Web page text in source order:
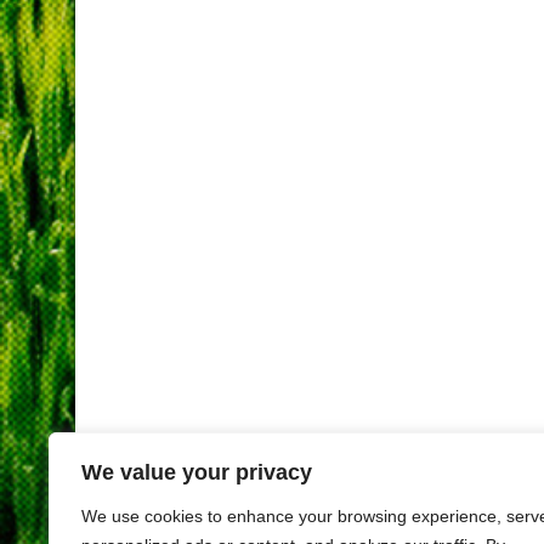
We value your privacy
We use cookies to enhance your browsing experience,